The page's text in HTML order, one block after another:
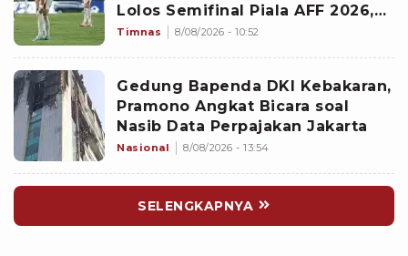
Lolos Semifinal Piala AFF 2026,
Untungkan Singapura dan
Timnas 8/08/2026 - 10:52
Gedung Bapenda DKI Kebakaran,
Pramono Angkat Bicara soal
Nasib Data Perpajakan Jakarta
Nasional 8/08/2026 - 13:54
SELENGKAPNYA